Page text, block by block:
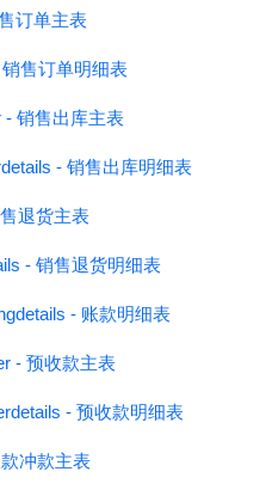
订单主表
售订单明细表
- 销售出库主表
- 销售出库明细表
退货主表
- 销售退货明细表
- 账款明细表
- 预收款主表
- 预收款明细表
冲款主表